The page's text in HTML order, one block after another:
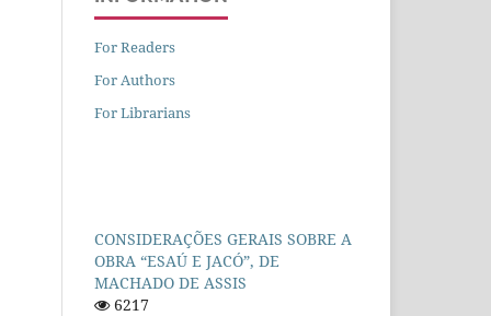
For Readers
For Authors
For Librarians
CONSIDERAÇÕES GERAIS SOBRE A
OBRA “ESAÚ E JACÓ”, DE
MACHADO DE ASSIS
6217